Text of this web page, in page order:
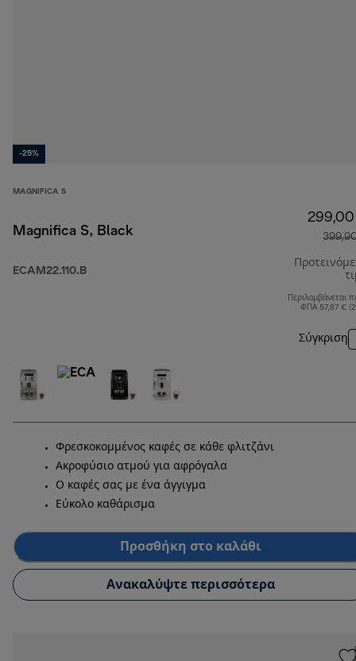
-25%
MAGNIFICA S
Magnifica S, Black
ECAM22.110.B
Περιλαμβάνεται
ΦΠΑ 57,87 €
Σύγκριση
Φρεσκοκομμένος καφές σε κάθε φλιτζάνι
Ακροφύσιο ατμού για αφρόγαλα
Ο καφές σας με ένα άγγιγμα
Εύκολο καθάρισμα
Προσθήκη στο καλάθι
Ανακαλύψτε περισσότερα